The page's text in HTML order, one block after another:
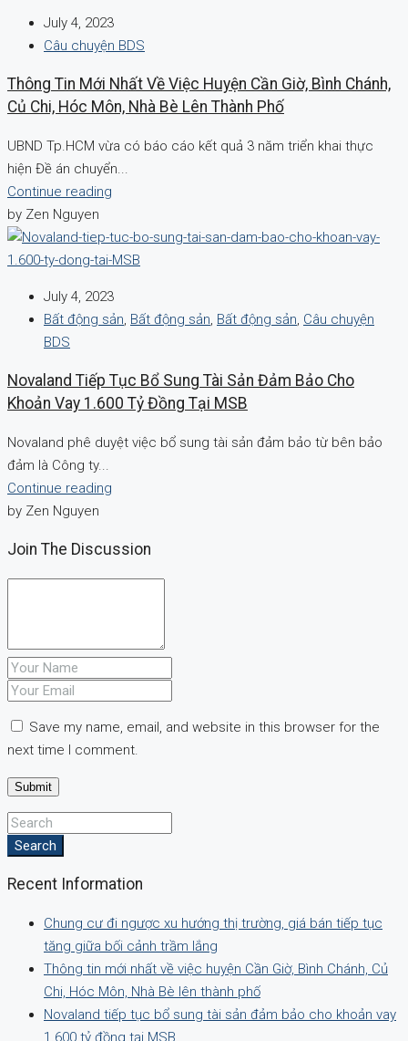
July 4, 2023
Câu chuyện BDS
Thông Tin Mới Nhất Về Việc Huyện Cần Giờ, Bình Chánh,
Củ Chi, Hóc Môn, Nhà Bè Lên Thành Phố
UBND Tp.HCM vừa có báo cáo kết quả 3 năm triển khai thực
hiện Đề án chuyển...
Continue reading
by Zen Nguyen
July 4, 2023
Bất động sản, Bất động sản, Bất động sản, Câu chuyện
BDS
Novaland Tiếp Tục Bổ Sung Tài Sản Đảm Bảo Cho
Khoản Vay 1.600 Tỷ Đồng Tại MSB
Novaland phê duyệt việc bổ sung tài sản đảm bảo từ bên bảo
đảm là Công ty...
Continue reading
by Zen Nguyen
Join The Discussion
Save my name, email, and website in this browser for the
next time I comment.
Search
Recent Information
Chung cư đi ngược xu hướng thị trường, giá bán tiếp tục
tăng giữa bối cảnh trầm lắng
Thông tin mới nhất về việc huyện Cần Giờ, Bình Chánh, Củ
Chi, Hóc Môn, Nhà Bè lên thành phố
Novaland tiếp tục bổ sung tài sản đảm bảo cho khoản vay
1.600 tỷ đồng tại MSB